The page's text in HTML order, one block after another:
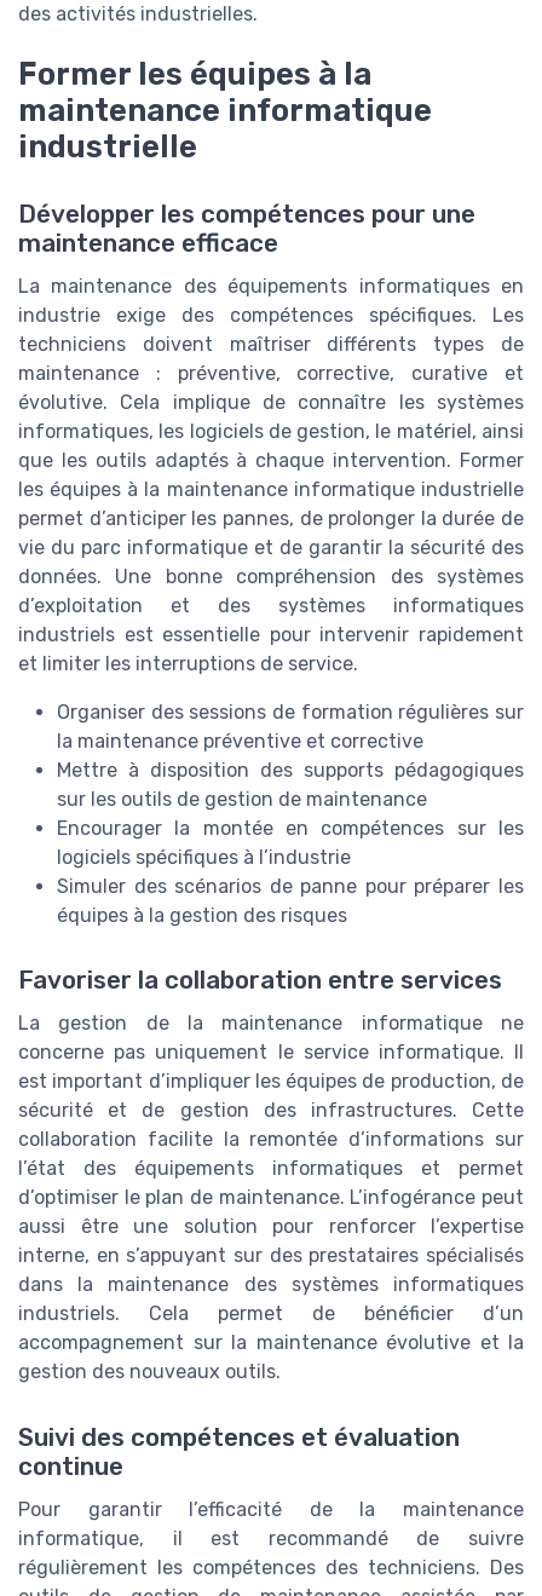
des activités industrielles.
Former les équipes à la
maintenance informatique
industrielle
Développer les compétences pour une
maintenance efficace
La maintenance des équipements informatiques en
industrie exige des compétences spécifiques. Les
techniciens doivent maîtriser différents types de
maintenance : préventive, corrective, curative et
évolutive. Cela implique de connaître les systèmes
informatiques, les logiciels de gestion, le matériel, ainsi
que les outils adaptés à chaque intervention. Former
les équipes à la maintenance informatique industrielle
permet d’anticiper les pannes, de prolonger la durée de
vie du parc informatique et de garantir la sécurité des
données. Une bonne compréhension des systèmes
d’exploitation et des systèmes informatiques
industriels est essentielle pour intervenir rapidement
et limiter les interruptions de service.
Organiser des sessions de formation régulières sur
la maintenance préventive et corrective
Mettre à disposition des supports pédagogiques
sur les outils de gestion de maintenance
Encourager la montée en compétences sur les
logiciels spécifiques à l’industrie
Simuler des scénarios de panne pour préparer les
équipes à la gestion des risques
Favoriser la collaboration entre services
La gestion de la maintenance informatique ne
concerne pas uniquement le service informatique. Il
est important d’impliquer les équipes de production, de
sécurité et de gestion des infrastructures. Cette
collaboration facilite la remontée d’informations sur
l’état des équipements informatiques et permet
d’optimiser le plan de maintenance. L’infogérance peut
aussi être une solution pour renforcer l’expertise
interne, en s’appuyant sur des prestataires spécialisés
dans la maintenance des systèmes informatiques
industriels. Cela permet de bénéficier d’un
accompagnement sur la maintenance évolutive et la
gestion des nouveaux outils.
Suivi des compétences et évaluation
continue
Pour garantir l’efficacité de la maintenance
informatique, il est recommandé de suivre
régulièrement les compétences des techniciens. Des